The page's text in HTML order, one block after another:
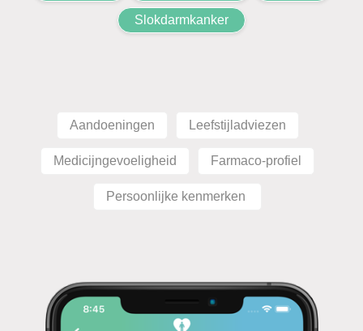
Slokdarmkanker
Aandoeningen Leefstijladviezen
Medicijngevoeligheid Farmaco-profiel
Persoonlijke kenmerken